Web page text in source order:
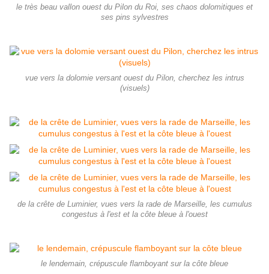
le très beau vallon ouest du Pilon du Roi, ses chaos dolomitiques et
ses pins sylvestres
vue vers la dolomie versant ouest du Pilon, cherchez les intrus
(visuels)
de la crête de Luminier, vues vers la rade de Marseille, les cumulus
congestus à l'est et la côte bleue à l'ouest
le lendemain, crépuscule flamboyant sur la côte bleue